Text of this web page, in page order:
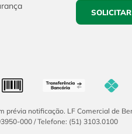
prévia notificação. LF Comercial de
000 / Telefone: (51) 3103.0100